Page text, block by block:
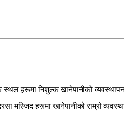
स्थल हरूमा निशुल्क खानेपानीको व्यवस्थापन
मस्जिद हरूमा खानेपानीको राम्रो